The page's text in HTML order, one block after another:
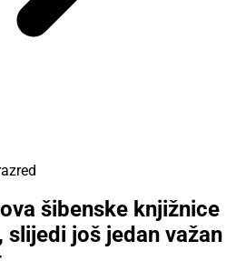
šibenske knjižnice
slijedi još jedan važan